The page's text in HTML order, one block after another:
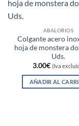
ABALORIOS
Colgante acero
hoja de monstera
Uds.
3.00€ (Iva
AÑADIR AL